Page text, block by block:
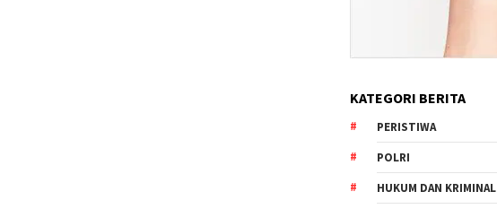
KATEGORI BERITA
PERISTIWA
POLRI
HUKUM DAN KRIMINAL